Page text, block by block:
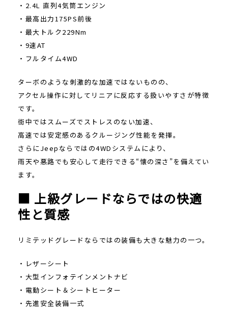
・2.4L 直列4気筒エンジン
・最高出力175PS前後
・最大トルク229Nm
・9速AT
・フルタイム4WD
ターボのような刺激的な加速ではないものの、
アクセル操作に対してリニアに反応する扱いやすさが特徴
です。
街中ではスムーズでストレスのない加速、
高速では安定感のあるクルージング性能を発揮。
さらにJeepならではの4WDシステムにより、
雨天や悪路でも安心して走行できる“懐の深さ”を備えてい
ます。
■ 上級グレードならではの快適
性と質感
リミテッドグレードならではの装備も大きな魅力の一つ。
・レザーシート
・大型インフォテインメントナビ
・電動シート＆シートヒーター
・先進安全装備一式